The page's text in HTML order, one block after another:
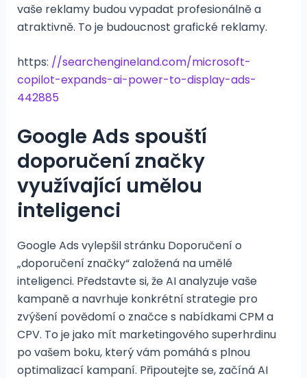
vaše reklamy budou vypadat profesionálně a
atraktivně. To je budoucnost grafické reklamy.
https: //searchengineland.com/microsoft-
copilot-expands-ai-power-to-display-ads-
442885
Google Ads spouští
doporučení značky
využívající umělou
inteligenci
Google Ads vylepšil stránku Doporučení o
„doporučení značky“ založená na umělé
inteligenci. Představte si, že AI analyzuje vaše
kampaně a navrhuje konkrétní strategie pro
zvýšení povědomí o značce s nabídkami CPM a
CPV. To je jako mít marketingového superhrdinu
po vašem boku, který vám pomáhá s plnou
optimalizací kampaní. Připoutejte se, začíná AI